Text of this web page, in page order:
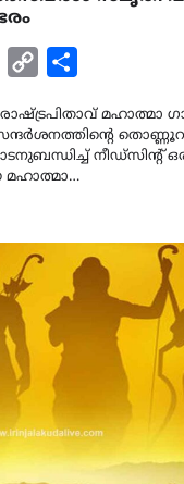
TwitterCopy
മഹാത്മാ
നീഡ്‌സിന്റ്
മഹാത്മാ…